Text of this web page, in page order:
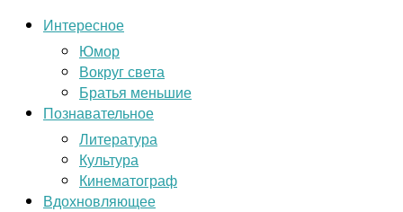
Интересное
Юмор
Вокруг света
Братья меньшие
Познавательное
Литература
Культура
Кинематограф
Вдохновляющее